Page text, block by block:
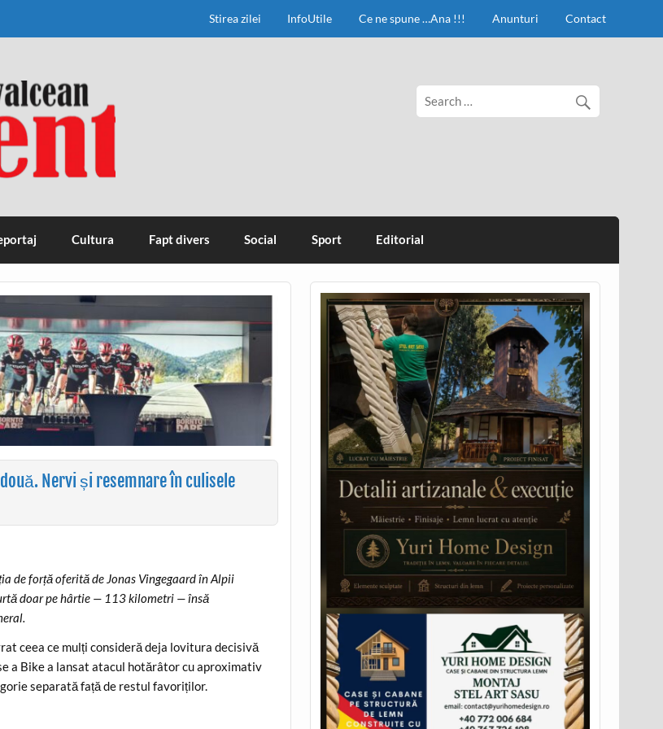
Stirea zilei InfoUtile Ce ne spune …Ana !!! Anunturi Contact
Cultura Fapt divers Social Sport Editorial
Nervi și resemnare în culisele
de forță oferită de Jonas Vingegaard în Alpii
doar pe hârtie — 113 kilometri — însă
ceea ce mulți consideră deja lovitura decisivă
a Bike a lansat atacul hotărâtor cu aproximativ
separată față de restul favoriților.